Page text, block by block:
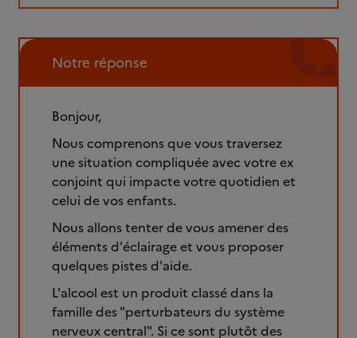
Notre réponse
Bonjour,
Nous comprenons que vous traversez
une situation compliquée avec votre ex
conjoint qui impacte votre quotidien et
celui de vos enfants.
Nous allons tenter de vous amener des
éléments d'éclairage et vous proposer
quelques pistes d'aide.
L'alcool est un produit classé dans la
famille des "perturbateurs du système
nerveux central". Si ce sont plutôt des